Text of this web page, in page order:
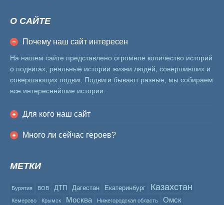
О САЙТЕ
Почему наш сайт интересен
На нашем сайте представлено огромное количество историй
о подвигах, реальные истории жизни людей, совершивших и
совершающих подвиг. Подвиги бывают разные, мы собираем
все интереснейшие истории.
Для кого наш сайт
Много ли сейчас героев?
МЕТКИ
Бурятия ВОВ ДТП Дагестан Екатеринбург Казахстан
Кемерово Крымск Москва Нижегородская область Омск